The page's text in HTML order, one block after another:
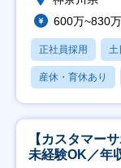
600万~830万
正社員採用 土
産休・育休あり
【カスタマー
未経験OK／年